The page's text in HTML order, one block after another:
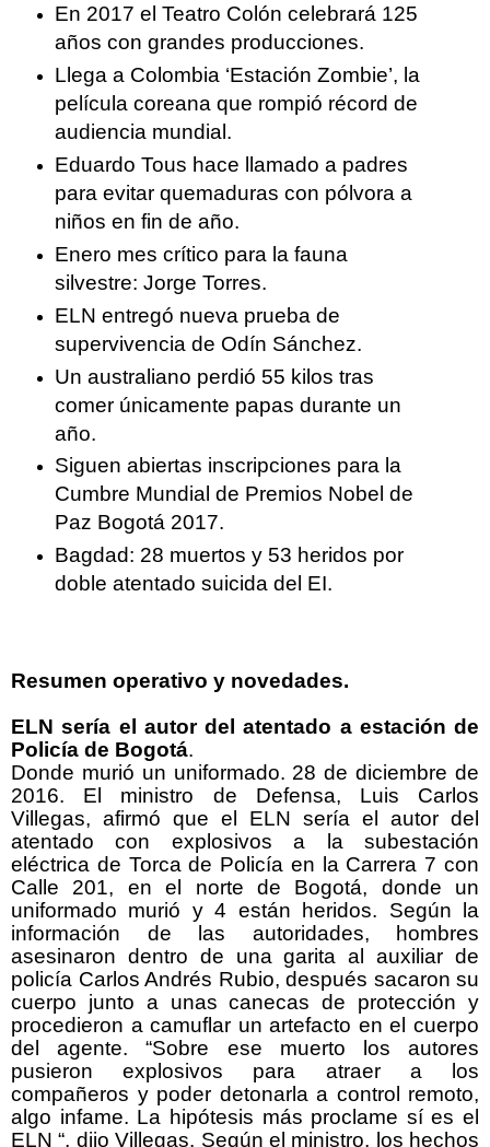
En 2017 el Teatro Colón celebrará 125
años con grandes producciones.
Llega a Colombia ‘Estación Zombie’, la
película coreana que rompió récord de
audiencia mundial.
Eduardo Tous hace llamado a padres
para evitar quemaduras con pólvora a
niños en fin de año.
Enero mes crítico para la fauna
silvestre: Jorge Torres.
ELN entregó nueva prueba de
supervivencia de Odín Sánchez.
Un australiano perdió 55 kilos tras
comer únicamente papas durante un
año.
Siguen abiertas inscripciones para la
Cumbre Mundial de Premios Nobel de
Paz Bogotá 2017.
Bagdad: 28 muertos y 53 heridos por
doble atentado suicida del EI.
Resumen operativo y novedades.
ELN sería el autor del atentado a estación de
Policía de Bogotá.
Donde murió un uniformado. 28 de diciembre de
2016. El ministro de Defensa, Luis Carlos
Villegas, afirmó que el ELN sería el autor del
atentado con explosivos a la subestación
eléctrica de Torca de Policía en la Carrera 7 con
Calle 201, en el norte de Bogotá, donde un
uniformado murió y 4 están heridos. Según la
información de las autoridades, hombres
asesinaron dentro de una garita al auxiliar de
policía Carlos Andrés Rubio, después sacaron su
cuerpo junto a unas canecas de protección y
procedieron a camuflar un artefacto en el cuerpo
del agente. “Sobre ese muerto los autores
pusieron explosivos para atraer a los
compañeros y poder detonarla a control remoto,
algo infame. La hipótesis más proclame sí es el
ELN “, dijo Villegas. Según el ministro, los hechos